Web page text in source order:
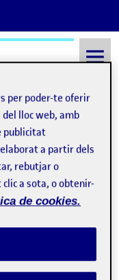
finalización del proyecto
y
per poder-te oferir
lloc web, amb
publicitat
a partir dels
rebutjar o
a sota, o obtenir-
de cookies.